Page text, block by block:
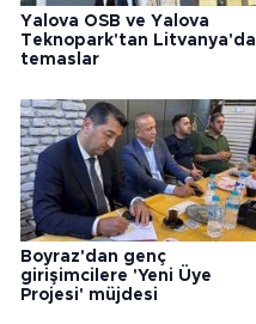
Yalova OSB ve Yalova
Teknopark'tan Litvanya'da
temaslar
Boyraz'dan genç
girişimcilere 'Yeni Üye
Projesi' müjdesi